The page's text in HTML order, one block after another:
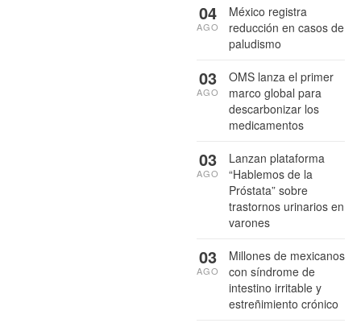
México registra
reducción en casos de
paludismo
04
AGO
OMS lanza el primer
marco global para
descarbonizar los
medicamentos
03
AGO
Lanzan plataforma
“Hablemos de la
Próstata” sobre
trastornos urinarios en
varones
03
AGO
Millones de mexicanos
con síndrome de
intestino irritable y
estreñimiento crónico
03
AGO